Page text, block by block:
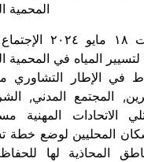
المحمية
لتسيير المياه في المحمية
في الإطار التشاوري
المجتمع المدني,
الاتحادات المهنية
المحليين لوضع خطة
المحاذية لها